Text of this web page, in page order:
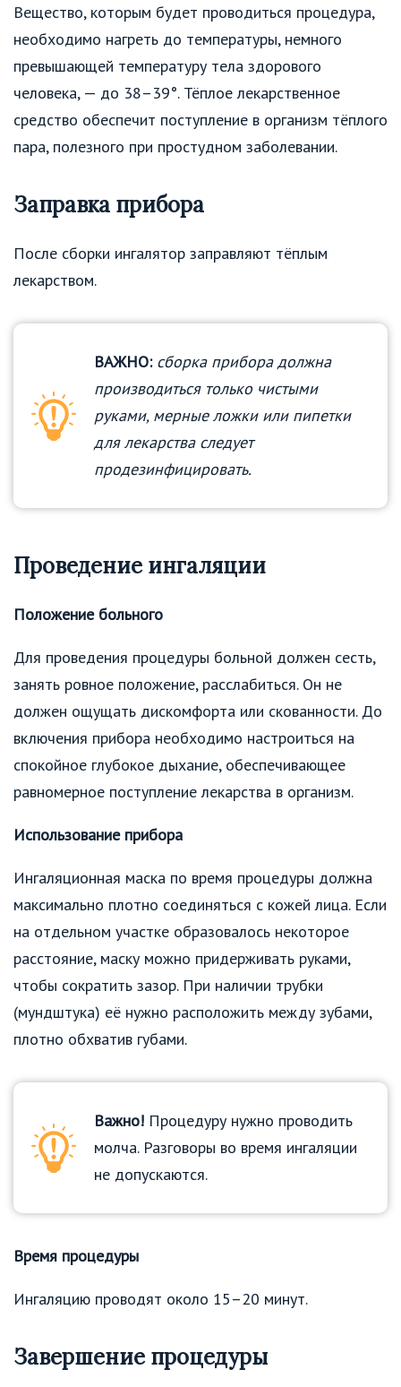
Вещество, которым будет проводиться процедура,
необходимо нагреть до температуры, немного
превышающей температуру тела здорового
человека, — до 38–39°. Тёплое лекарственное
средство обеспечит поступление в организм тёплого
пара, полезного при простудном заболевании.
Заправка прибора
После сборки ингалятор заправляют тёплым
лекарством.
ВАЖНО: сборка прибора должна
производиться только чистыми
руками, мерные ложки или пипетки
для лекарства следует
продезинфицировать.
Проведение ингаляции
Положение больного
Для проведения процедуры больной должен сесть,
занять ровное положение, расслабиться. Он не
должен ощущать дискомфорта или скованности. До
включения прибора необходимо настроиться на
спокойное глубокое дыхание, обеспечивающее
равномерное поступление лекарства в организм.
Использование прибора
Ингаляционная маска по время процедуры должна
максимально плотно соединяться с кожей лица. Если
на отдельном участке образовалось некоторое
расстояние, маску можно придерживать руками,
чтобы сократить зазор. При наличии трубки
(мундштука) её нужно расположить между зубами,
плотно обхватив губами.
Важно! Процедуру нужно проводить
молча. Разговоры во время ингаляции
не допускаются.
Время процедуры
Ингаляцию проводят около 15–20 минут.
Завершение процедуры